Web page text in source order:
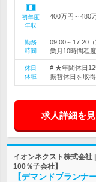
初年度
年収
400万円～480
勤務
時間
09:00～17:20
業月10時間程
休日
休暇
# ★年間休日
振替休日を取
求人詳細を
イオンネクスト株式会社
100％子会社】
【デマンドプラン